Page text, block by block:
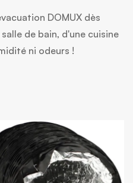
DOMUX dès
de bain, d'une cuisine
ni odeurs !